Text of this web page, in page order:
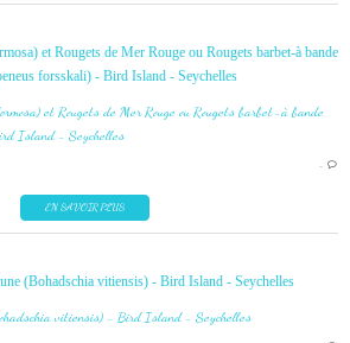
et Rougets de Mer Rouge ou Rougets barbet-à bande
forsskali) - Bird Island - Seychelles
…
EN SAVOIR PLUS
(Bohadschia vitiensis) - Bird Island - Seychelles